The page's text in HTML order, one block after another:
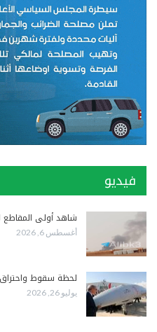
فيديو
شاهد أولى المقاطع
أغسطس 6, 2026
لحظة سقوط
يوليو 26, 2026